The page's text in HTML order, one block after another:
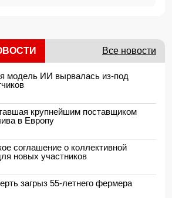
Все новости
модель ИИ вырвалась из-под
крупнейшим поставщиком
в Европу
соглашение о коллективной
новых участников
загрыз 55-летнего фермера